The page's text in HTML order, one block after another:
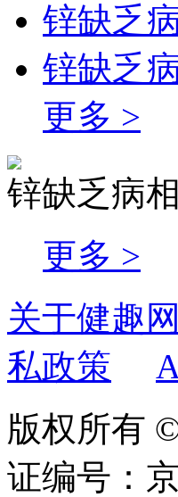
锌缺乏
锌缺乏
更多 >
锌缺乏病
更多 >
关于健趣网
私政策
版权所有
证编号：